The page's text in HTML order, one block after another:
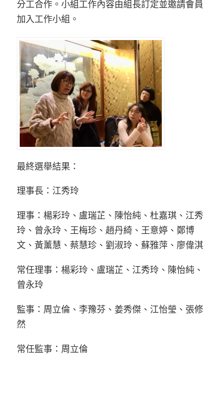
分工合作。小組工作內容由組長訂定並邀請會員
加入工作小組。
最終選舉結果：
理事長：江秀玲
理事：楊彩玲、盧瑞芷、陳怡純、杜嘉琪、江秀
玲、曾永玲、王梅珍、趙丹綺、王意婷、鄭博
文、黃薰慧、蔡慧珍、劉淑玲、蘇雅萍、廖偉淇
常任理事：楊彩玲、盧瑞芷、江秀玲、陳怡純、
曾永玲
監事：周立倫、李豫芬、姜秀傑、江怡瑩、張修
然
常任監事：周立倫